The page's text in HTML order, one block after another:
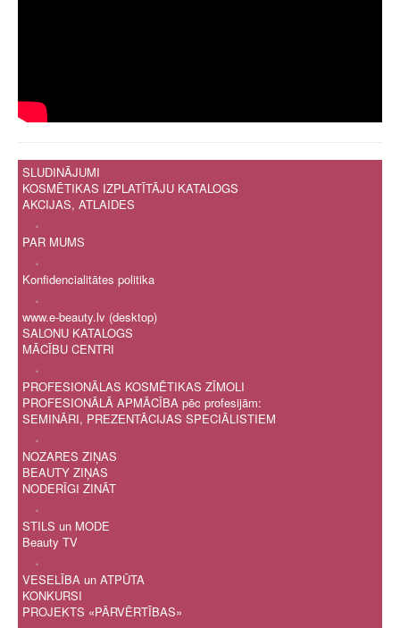
SLUDINĀJUMI
KOSMĒTIKAS IZPLATĪTĀJU KATALOGS
AKCIJAS, ATLAIDES
.
PAR MUMS
.
Konfidencialitātes politika
.
www.e-beauty.lv (desktop)
SALONU KATALOGS
MĀCĪBU CENTRI
.
PROFESIONĀLAS KOSMĒTIKAS ZĪMOLI
PROFESIONĀLĀ APMĀCĪBA pēc profesijām:
SEMINĀRI, PREZENTĀCIJAS SPECIĀLISTIEM
.
NOZARES ZIŅAS
BEAUTY ZIŅAS
NODERĪGI ZINĀT
.
STILS un MODE
Beauty TV
.
VESELĪBA un ATPŪTA
KONKURSI
PROJEKTS «PĀRVĒRTĪBAS»